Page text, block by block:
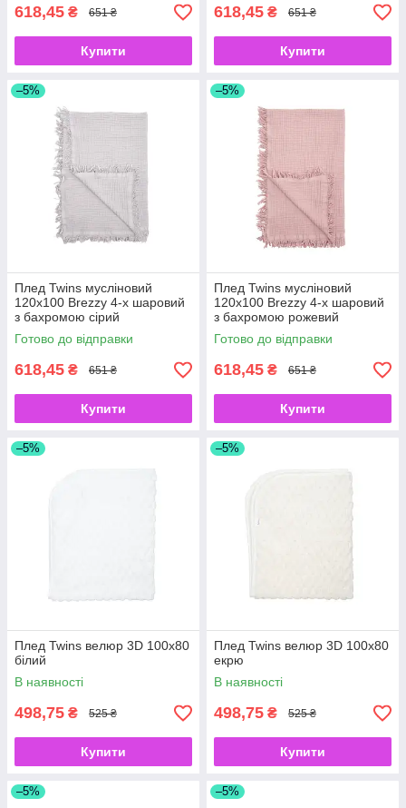
618,45 ₴ 651 ₴
Купити
618,45 ₴ 651 ₴
Купити
–5%
Плед Twins мусліновий
120х100 Brezzy 4-х шаровий
з бахромою сірий
Готово до відправки
618,45 ₴ 651 ₴
Купити
–5%
Плед Twins мусліновий
120х100 Brezzy 4-х шаровий
з бахромою рожевий
Готово до відправки
618,45 ₴ 651 ₴
Купити
–5%
Плед Twins велюр 3D 100x80
білий
В наявності
498,75 ₴ 525 ₴
Купити
–5%
Плед Twins велюр 3D 100x80
екрю
В наявності
498,75 ₴ 525 ₴
Купити
–5% –5%